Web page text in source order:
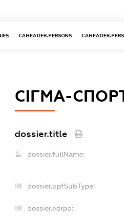
CAHEADER.PERSONS
СІГМА-
dossier.title
dossier.fullName:
dossier.opfSubType:
dossier.edrpo: